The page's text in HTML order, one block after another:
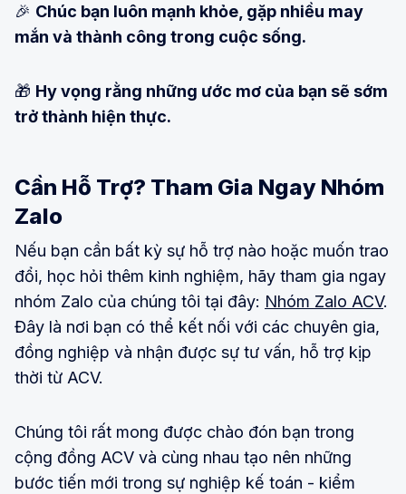
🎉 Chúc bạn luôn mạnh khỏe, gặp nhiều may
mắn và thành công trong cuộc sống.
🎁 Hy vọng rằng những ước mơ của bạn sẽ sớm
trở thành hiện thực.
Cần Hỗ Trợ? Tham Gia Ngay Nhóm
Zalo
Nếu bạn cần bất kỳ sự hỗ trợ nào hoặc muốn trao
đổi, học hỏi thêm kinh nghiệm, hãy tham gia ngay
nhóm Zalo của chúng tôi tại đây: Nhóm Zalo ACV.
Đây là nơi bạn có thể kết nối với các chuyên gia,
đồng nghiệp và nhận được sự tư vấn, hỗ trợ kịp
thời từ ACV.
Chúng tôi rất mong được chào đón bạn trong
cộng đồng ACV và cùng nhau tạo nên những
bước tiến mới trong sự nghiệp kế toán - kiểm